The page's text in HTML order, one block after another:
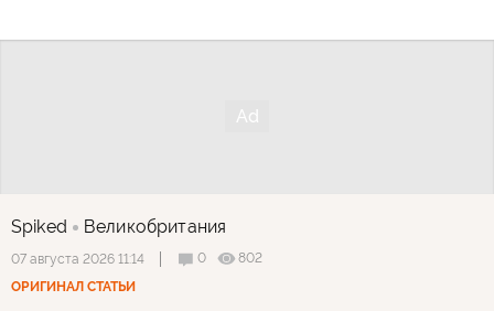
Spiked Великобритания
07 августа 2026 11:14 0
802
ОРИГИНАЛ СТАТЬИ